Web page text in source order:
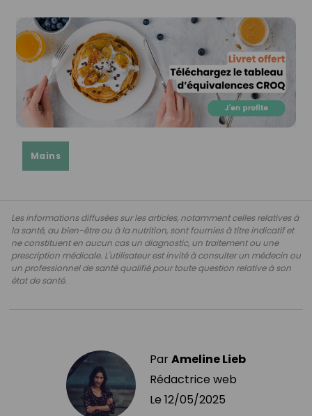
Mains
Les informations diffusées sur les articles, notamment celles relatives à
la santé, au bien-être ou à la nutrition, sont fournies à titre indicatif et
ne constituent en aucun cas un diagnostic, un traitement ou une
prescription médicale. L'utilisateur est invité à consulter un médecin ou
un professionnel de santé qualifié pour toute question relative à son
état de santé.
ParAmeline Lieb
Rédactrice web
Le 12/05/2025